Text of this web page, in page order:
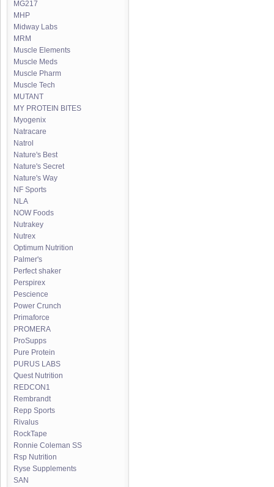
MG217
MHP
Midway Labs
MRM
Muscle Elements
Muscle Meds
Muscle Pharm
Muscle Tech
MUTANT
MY PROTEIN BITES
Myogenix
Natracare
Natrol
Nature's Best
Nature's Secret
Nature's Way
NF Sports
NLA
NOW Foods
Nutrakey
Nutrex
Optimum Nutrition
Palmer's
Perfect shaker
Perspirex
Pescience
Power Crunch
Primaforce
PROMERA
ProSupps
Pure Protein
PURUS LABS
Quest Nutrition
REDCON1
Rembrandt
Repp Sports
Rivalus
RockTape
Ronnie Coleman SS
Rsp Nutrition
Ryse Supplements
SAN